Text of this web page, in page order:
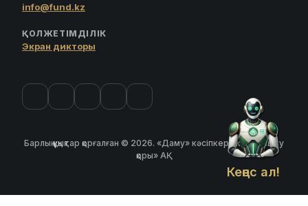
Кеңес ал!
info@fund.kz
ҚОЛЖЕТІМДІЛІК
Экран дикторы
Барлық құқықтар қорғалған © 2026. «Даму» кәсіпкерлікті дамыту
қоры» АҚ